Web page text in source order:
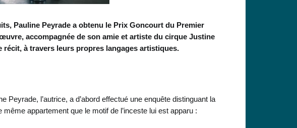
Pauline Peyrade a obtenu le Prix Goncourt du Premier
accompagnée de son amie et artiste du cirque Justine
à travers leurs propres langages artistiques.
Peyrade, l’autrice, a d’abord effectué une enquête distinguant la
appartement que le motif de l’inceste lui est apparu :